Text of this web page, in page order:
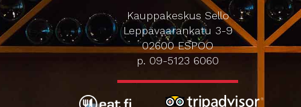
Kauppakeskus Sello
Leppävaarankatu 3-9
02600 ESPOO
p. 09-5123 6060